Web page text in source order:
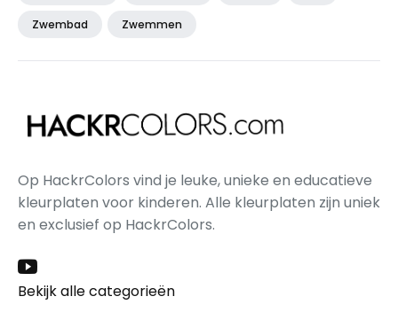
Zwembad Zwemmen
Op HackrColors vind je leuke, unieke en educatieve
kleurplaten voor kinderen. Alle kleurplaten zijn uniek
en exclusief op HackrColors.
Bekijk alle categorieën